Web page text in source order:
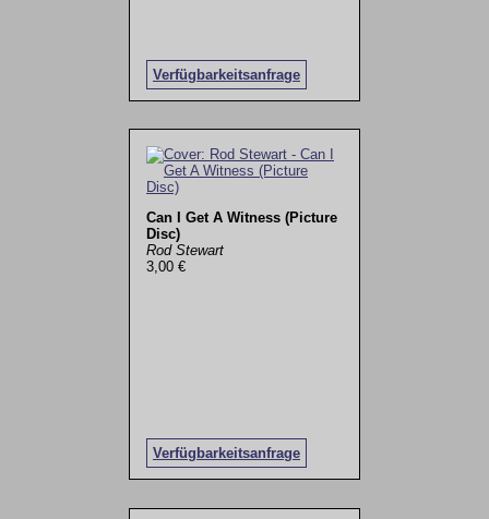
Verfügbarkeitsanfrage
Can I Get A Witness (Picture
Disc)
Rod Stewart
3,00 €
Verfügbarkeitsanfrage